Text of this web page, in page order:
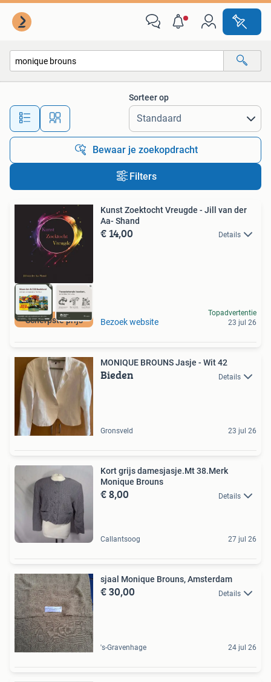
Alle afstanden…
Sorteer op
Bewaar je zoekopdracht
Filters
Scherpste prijs
Kunst Zoektocht Vreugde - Jill van der
Aa- Shand
€ 14,00 Details
Bezoek website
Topadvertentie
23 jul 26
MONIQUE BROUNS Jasje - Wit 42
Bieden Details
Gronsveld 23 jul 26
Kort grijs damesjasje.Mt 38.Merk
Monique Brouns
€ 8,00 Details
Callantsoog 27 jul 26
sjaal Monique Brouns, Amsterdam
€ 30,00 Details
's-Gravenhage 24 jul 26